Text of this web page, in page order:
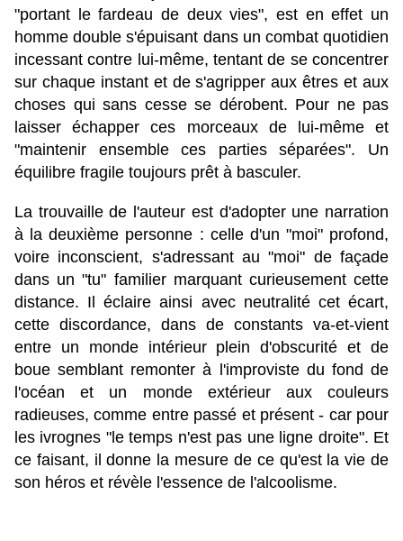
"portant le fardeau de deux vies", est en effet un
homme double s'épuisant dans un combat quotidien
incessant contre lui-même, tentant de se concentrer
sur chaque instant et de s'agripper aux êtres et aux
choses qui sans cesse se dérobent. Pour ne pas
laisser échapper ces morceaux de lui-même et
"maintenir ensemble ces parties séparées". Un
équilibre fragile toujours prêt à basculer.
La trouvaille de l'auteur est d'adopter une narration
à la deuxième personne : celle d'un "moi" profond,
voire inconscient, s'adressant au "moi" de façade
dans un "tu" familier marquant curieusement cette
distance. Il éclaire ainsi avec neutralité cet écart,
cette discordance, dans de constants va-et-vient
entre un monde intérieur plein d'obscurité et de
boue semblant remonter à l'improviste du fond de
l'océan et un monde extérieur aux couleurs
radieuses, comme entre passé et présent - car pour
les ivrognes "le temps n'est pas une ligne droite". Et
ce faisant, il donne la mesure de ce qu'est la vie de
son héros et révèle l'essence de l'alcoolisme.